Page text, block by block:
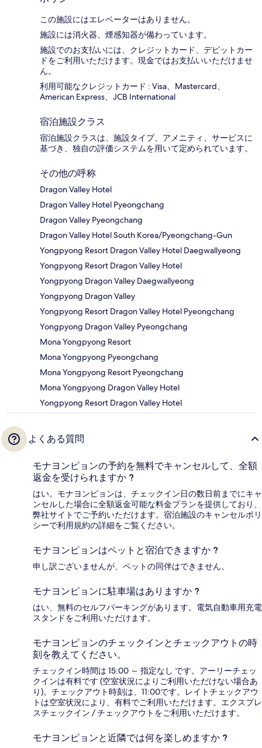
この施設にはエレベーターはありません。
施設には消火器、煙感知器が備わっています。
施設でのお支払いには、クレジットカード、デビットカー
ドをご利用いただけます。現金ではお支払いいただけませ
ん。
利用可能なクレジットカード : Visa、Mastercard、
American Express、JCB International
宿泊施設クラス
宿泊施設クラスは、施設タイプ、アメニティ、サービスに
基づき、独自の評価システムを用いて定められています。
その他の呼称
Dragon Valley Hotel
Dragon Valley Hotel Pyeongchang
Dragon Valley Pyeongchang
Dragon Valley Hotel South Korea/Pyeongchang-Gun
Yongpyong Resort Dragon Valley Hotel Daegwallyeong
Yongpyong Resort Dragon Valley Hotel
Yongpyong Dragon Valley Daegwallyeong
Yongpyong Dragon Valley
Yongpyong Resort Dragon Valley Hotel Pyeongchang
Yongpyong Dragon Valley Pyeongchang
Mona Yongpyong Resort
Mona Yongpyong Pyeongchang
Mona Yongpyong Resort Pyeongchang
Mona Yongpyong Dragon Valley Hotel
Yongpyong Resort Dragon Valley Hotel
よくある質問
モナヨンピョンの予約を無料でキャンセルして、全額
返金を受けられますか ?
はい。モナヨンピョンは、チェックイン日の数日前までにキャ
ンセルした場合に全額返金可能な料金プランを提供しており、
弊社サイトでご予約いただけます。宿泊施設のキャンセルポリ
シーで利用規約の詳細をご覧ください。
モナヨンピョンはペットと宿泊できますか ?
申し訳ございませんが、ペットの同伴はできません。
モナヨンピョンに駐車場はありますか ?
はい、無料のセルフパーキングがあります。電気自動車用充電
スタンドをご利用いただけます。
モナヨンピョンのチェックインとチェックアウトの時
刻を教えてください。
チェックイン時間は 15:00 ～ 指定なし です。アーリーチェッ
クインは有料です (空室状況によりご利用いただけない場合あ
り)。チェックアウト時刻は、11:00です。レイトチェックアウ
トは空室状況により、有料でご利用いただけます。エクスプレ
スチェックイン / チェックアウトをご利用いただけます。
モナヨンピョンと近隣では何を楽しめますか ?